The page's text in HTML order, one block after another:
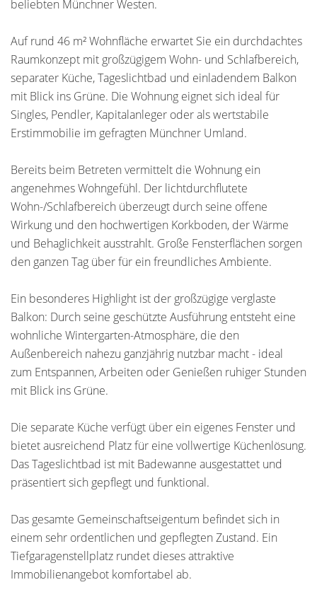
beliebten Münchner Westen.
Auf rund 46 m² Wohnfläche erwartet Sie ein durchdachtes
Raumkonzept mit großzügigem Wohn- und Schlafbereich,
separater Küche, Tageslichtbad und einladendem Balkon
mit Blick ins Grüne. Die Wohnung eignet sich ideal für
Singles, Pendler, Kapitalanleger oder als wertstabile
Erstimmobilie im gefragten Münchner Umland.
Bereits beim Betreten vermittelt die Wohnung ein
angenehmes Wohngefühl. Der lichtdurchflutete
Wohn-/Schlafbereich überzeugt durch seine offene
Wirkung und den hochwertigen Korkboden, der Wärme
und Behaglichkeit ausstrahlt. Große Fensterflächen sorgen
den ganzen Tag über für ein freundliches Ambiente.
Ein besonderes Highlight ist der großzügige verglaste
Balkon: Durch seine geschützte Ausführung entsteht eine
wohnliche Wintergarten-Atmosphäre, die den
Außenbereich nahezu ganzjährig nutzbar macht - ideal
zum Entspannen, Arbeiten oder Genießen ruhiger Stunden
mit Blick ins Grüne.
Die separate Küche verfügt über ein eigenes Fenster und
bietet ausreichend Platz für eine vollwertige Küchenlösung.
Das Tageslichtbad ist mit Badewanne ausgestattet und
präsentiert sich gepflegt und funktional.
Das gesamte Gemeinschaftseigentum befindet sich in
einem sehr ordentlichen und gepflegten Zustand. Ein
Tiefgaragenstellplatz rundet dieses attraktive
Immobilienangebot komfortabel ab.